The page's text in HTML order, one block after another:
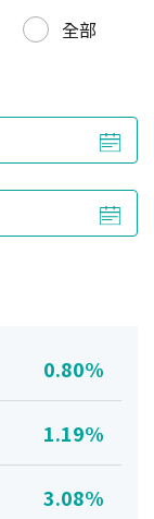
全部
0.80%
1.19%
3.08%